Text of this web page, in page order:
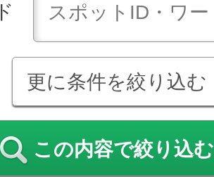
更に条件を絞り込む
この内容で絞り込む